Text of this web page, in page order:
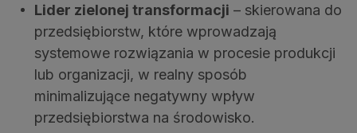
Lider zielonej transformacji – skierowana do
przedsiębiorstw, które wprowadzają
systemowe rozwiązania w procesie produkcji
lub organizacji, w realny sposób
minimalizujące negatywny wpływ
przedsiębiorstwa na środowisko.